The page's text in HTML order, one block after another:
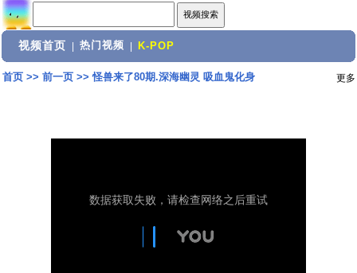
视频首页 热门视频 K-POP
首页>> 前一页>>怪兽来了80期.深海幽灵 吸血鬼化身 更多